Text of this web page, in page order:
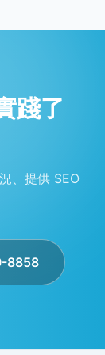
踐了
、提供 SEO
8858